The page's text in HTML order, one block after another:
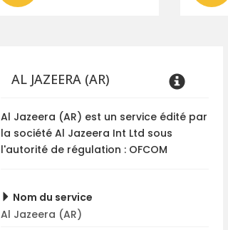
AL JAZEERA (AR)
Al Jazeera (AR) est un service édité par
la société Al Jazeera Int Ltd sous
l'autorité de régulation : OFCOM
Nom du service
Al Jazeera (AR)